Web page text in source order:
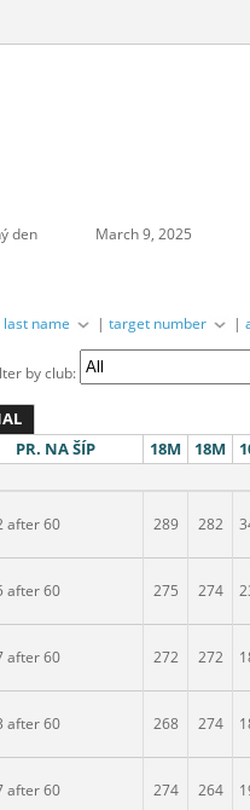
den
March 9, 2025
last name |target number |
by club:
PR. NA ŠÍP 18M 18M
after 60 289 282
after 60 275 274
after 60 272 272
after 60 268 274
after 60 274 264